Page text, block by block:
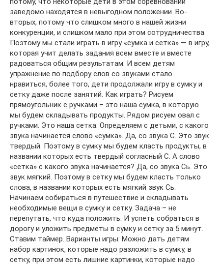
заведомо находятся в невыгодном положении. Во-
вторых, потому что слишком много в нашей жизни
конкуренции, и слишком мало при этом сотрудничества.
Поэтому мы стали играть в игру «сумка и сетка» — в игру,
которая учит делать задания всем вместе и вместе
радоваться общим результатам. И всем детям
упражнение по подбору слов со звуками стало
нравиться, более того, дети продолжали игру в сумку и
сетку даже после занятий. Как играть? Рисуем
прямоугольник с ручками – это наша сумка, в которую
мы будем складывать продукты. Рядом рисуем овал с
ручками. Это наша сетка. Определяем с детьми, с какого
звука начинается слово «сумка». Да, со звука С. Это звук
твердый. Поэтому в сумку мы будем класть продукты, в
названии которых есть твердый согласный С. А слово
«сетка» с какого звука начинается? Да, со звука Сь. Это
звук мягкий. Поэтому в сетку мы будем класть только
слова, в названии которых есть мягкий звук Сь.
Начинаем собираться в путешествие и складывать
необходимые вещи в сумку и сетку. Задача – не
перепутать, что куда положить. И успеть собраться в
дорогу и уложить предметы в сумку и сетку за 5 минут.
Ставим таймер. Варианты игры: Можно дать детям
набор картинок, которые надо разложить в сумку, в
сетку, при этом есть лишние картинки, которые надо